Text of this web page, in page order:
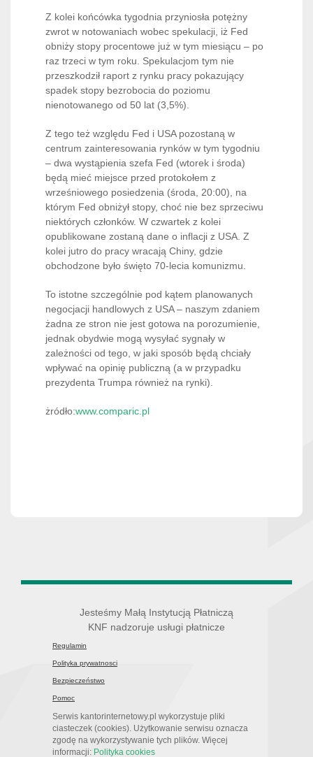
Z kolei końcówka tygodnia przyniosła potężny
zwrot w notowaniach wobec spekulacji, iż Fed
obniży stopy procentowe już w tym miesiącu – po
raz trzeci w tym roku. Spekulacjom tym nie
przeszkodził raport z rynku pracy pokazujący
spadek stopy bezrobocia do poziomu
nienotowanego od 50 lat (3,5%).
Z tego też względu Fed i USA pozostaną w
centrum zainteresowania rynków w tym tygodniu
– dwa wystąpienia szefa Fed (wtorek i środa)
będą mieć miejsce przed protokołem z
wrześniowego posiedzenia (środa, 20:00), na
którym Fed obniżył stopy, choć nie bez sprzeciwu
niektórych członków. W czwartek z kolei
opublikowane zostaną dane o inflacji z USA. Z
kolei jutro do pracy wracają Chiny, gdzie
obchodzone było święto 70-lecia komunizmu.
To istotne szczególnie pod kątem planowanych
negocjacji handlowych z USA – naszym zdaniem
żadna ze stron nie jest gotowa na porozumienie,
jednak obydwie mogą wysyłać sygnały w
zależności od tego, w jaki sposób będą chciały
wpływać na opinię publiczną (a w przypadku
prezydenta Trumpa również na rynki).
żródło:www.comparic.pl
Jesteśmy Małą Instytucją Płatniczą
KNF nadzoruje usługi płatnicze
Regulamin
Polityka prywatnosci
Bezpieczeństwo
Pomoc
Serwis kantorinternetowy.pl wykorzystuje pliki
ciasteczek (cookies). Użytkowanie serwisu oznacza
zgodę na wykorzystywanie tych plików. Więcej
informacji: Polityka cookies